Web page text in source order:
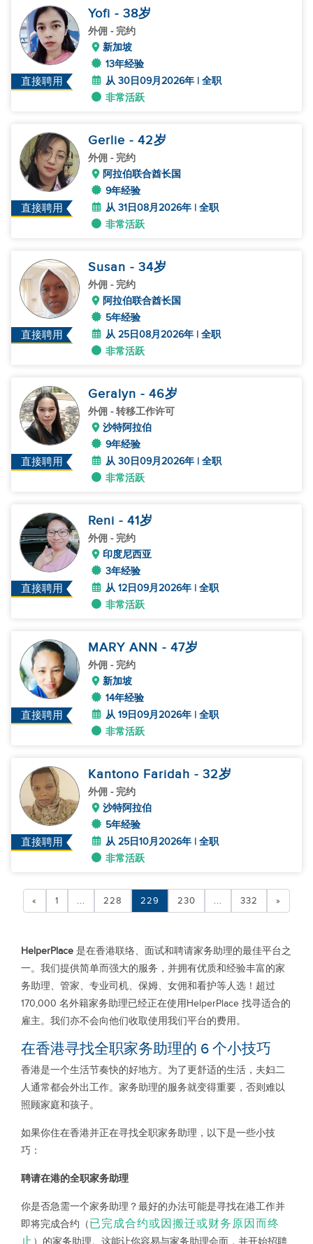
直接聘用
Yofi - 38岁
外佣 - 完约
新加坡
13年经验
从 30日09月2026年 | 全职
非常活跃
直接聘用
Gerlie - 42岁
外佣 - 完约
阿拉伯联合酋长国
9年经验
从 31日08月2026年 | 全职
非常活跃
直接聘用
Susan - 34岁
外佣 - 完约
阿拉伯联合酋长国
5年经验
从 25日08月2026年 | 全职
非常活跃
直接聘用
Geralyn - 46岁
外佣 - 转移工作许可
沙特阿拉伯
9年经验
从 30日09月2026年 | 全职
非常活跃
直接聘用
Reni - 41岁
外佣 - 完约
印度尼西亚
3年经验
从 12日09月2026年 | 全职
非常活跃
直接聘用
MARY ANN - 47岁
外佣 - 完约
新加坡
14年经验
从 19日09月2026年 | 全职
非常活跃
直接聘用
Kantono Faridah - 32岁
外佣 - 完约
沙特阿拉伯
5年经验
从 25日10月2026年 | 全职
非常活跃
« 1 ... 228 229 230 ... 332 »
HelperPlace 是在香港联络、面试和聘请家务助理的最佳平台之
一。我们提供简单而强大的服务，并拥有优质和经验丰富的家
务助理、管家、专业司机、保姆、女佣和看护等人选！超过
170,000 名外籍家务助理已经正在使用HelperPlace 找寻适合的
雇主。我们亦不会向他们收取使用我们平台的费用。
在香港寻找全职家务助理的 6 个小技巧
香港是一个生活节奏快的好地方。为了更舒适的生活，夫妇二
人通常都会外出工作。家务助理的服务就变得重要，否则难以
照顾家庭和孩子。
如果你住在香港并正在寻找全职家务助理，以下是一些小技
巧：
聘请在港的全职家务助理
你是否急需一个家务助理？最好的办法可能是寻找在港工作并
即将完成合约（已完成合约或因搬迁或财务原因而终
）的家务助理。这能让你容易与家务助理会面，并开始招聘